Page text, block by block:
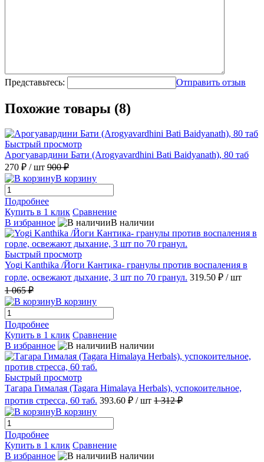
Представьтесь: Отправить отзыв
Похожие товары (8)
Быстрый просмотр
Арогуавардини Бати (Arogyavardhini Bati Baidyanath), 80 таб
270 ₽ / шт 900 ₽
В корзину
Подробнее
Купить в 1 клик Сравнение
В избранное
В наличии
Быстрый просмотр
Yogi Kanthika /Йоги Кантика- гранулы против воспаления в
горле, освежают дыхание, 3 шт по 70 гранул. 319.50 ₽ / шт
1 065 ₽
В корзину
Подробнее
Купить в 1 клик Сравнение
В избранное
В наличии
Быстрый просмотр
Тагара Гималая (Tagara Himalaya Herbals), успокоительное,
против стресса, 60 таб. 393.60 ₽ / шт 1 312 ₽
В корзину
Подробнее
Купить в 1 клик Сравнение
В избранное
В наличии